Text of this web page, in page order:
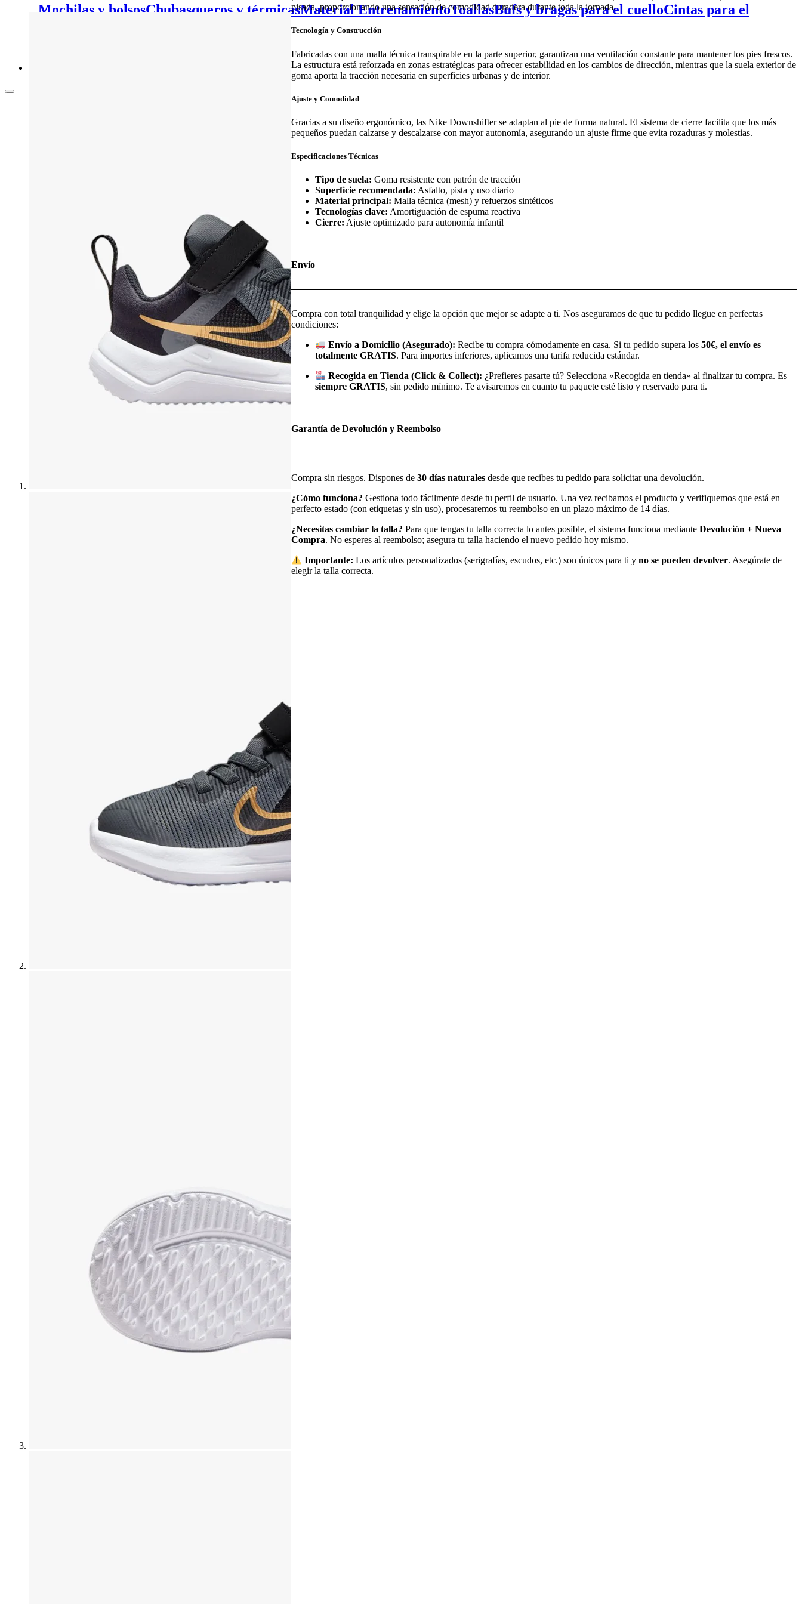
Mochilas y bolsosChubasqueros y térmicasMaterial EntrenamientoToallasBufs y bragas para el cuelloCintas para el
pisada, proporcionando una sensación de comodidad duradera durante toda la jornada.
Tecnología y Construcción
Fabricadas con una malla técnica transpirable en la parte superior, garantizan una ventilación constante para mantener los pies frescos.
La estructura está reforzada en zonas estratégicas para ofrecer estabilidad en los cambios de dirección, mientras que la suela exterior de
goma aporta la tracción necesaria en superficies urbanas y de interior.
Ajuste y Comodidad
Gracias a su diseño ergonómico, las Nike Downshifter se adaptan al pie de forma natural. El sistema de cierre facilita que los más
pequeños puedan calzarse y descalzarse con mayor autonomía, asegurando un ajuste firme que evita rozaduras y molestias.
Especificaciones Técnicas
Tipo de suela: Goma resistente con patrón de tracción
Superficie recomendada: Asfalto, pista y uso diario
Material principal: Malla técnica (mesh) y refuerzos sintéticos
Tecnologías clave: Amortiguación de espuma reactiva
Cierre: Ajuste optimizado para autonomía infantil
Envío
Compra con total tranquilidad y elige la opción que mejor se adapte a ti. Nos aseguramos de que tu pedido llegue en perfectas
condiciones:
Envío a Domicilio (Asegurado): Recibe tu compra cómodamente en casa. Si tu pedido supera los50€, el envío es
totalmente GRATIS. Para importes inferiores, aplicamos una tarifa reducida estándar.
Recogida en Tienda (Click & Collect): ¿Prefieres pasarte tú? Selecciona «Recogida en tienda» al finalizar tu compra. Es
siempre GRATIS, sin pedido mínimo. Te avisaremos en cuanto tu paquete esté listo y reservado para ti.
Garantía de Devolución y Reembolso
Compra sin riesgos. Dispones de 30 días naturales desde que recibes tu pedido para solicitar una devolución.
¿Cómo funciona? Gestiona todo fácilmente desde tu perfil de usuario. Una vez recibamos el producto y verifiquemos que está en
perfecto estado (con etiquetas y sin uso), procesaremos tu reembolso en un plazo máximo de 14 días.
¿Necesitas cambiar la talla? Para que tengas tu talla correcta lo antes posible, el sistema funciona mediante Devolución + Nueva
Compra. No esperes al reembolso; asegura tu talla haciendo el nuevo pedido hoy mismo.
Importante: Los artículos personalizados (serigrafías, escudos, etc.) son únicos para ti yno se pueden devolver. Asegúrate de
elegir la talla correcta.